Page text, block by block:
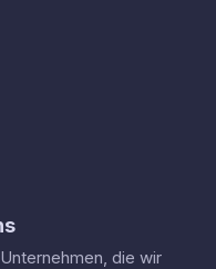
die wir